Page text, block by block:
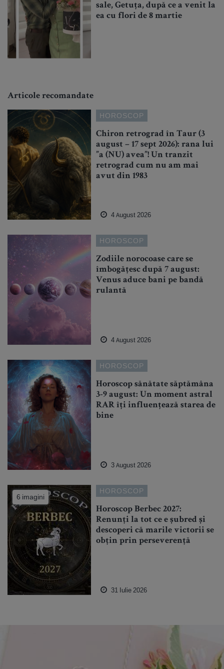
sale, Getuța, după ce a venit la
ea cu flori de 8 martie
Articole recomandate
HOROSCOP
Chiron retrograd în Taur (3
august – 17 sept 2026): rana lui
”a (NU) avea”! Un tranzit
retrograd cum nu am mai
avut din 1983
4 August 2026
HOROSCOP
Zodiile norocoase care se
îmbogățesc după 7 august:
Venus aduce bani pe bandă
rulantă
4 August 2026
HOROSCOP
Horoscop sănătate săptămâna
3-9 august: Un moment astral
RAR îți influențează starea de
bine
3 August 2026
6 imagini
HOROSCOP
Horoscop Berbec 2027:
Renunți la tot ce e șubred și
descoperi că marile victorii se
obțin prin perseverență
31 Iulie 2026